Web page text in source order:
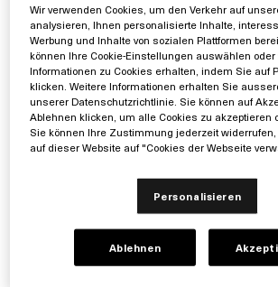
Wir verwenden Cookies, um den Verkehr auf
analysieren, Ihnen personalisierte Inhalte,
Werbung und Inhalte von sozialen Plattformen
können Ihre Cookie-Einstellungen auswählen
Informationen zu Cookies erhalten, indem Sie auf
klicken. Weitere Informationen erhalten Sie
unserer Datenschutzrichtlinie. Sie können auf
Ablehnen klicken, um alle Cookies zu akzeptieren
Sie können Ihre Zustimmung jederzeit
auf dieser Website auf "Cookies der Webseite
Personalisieren
Ablehnen